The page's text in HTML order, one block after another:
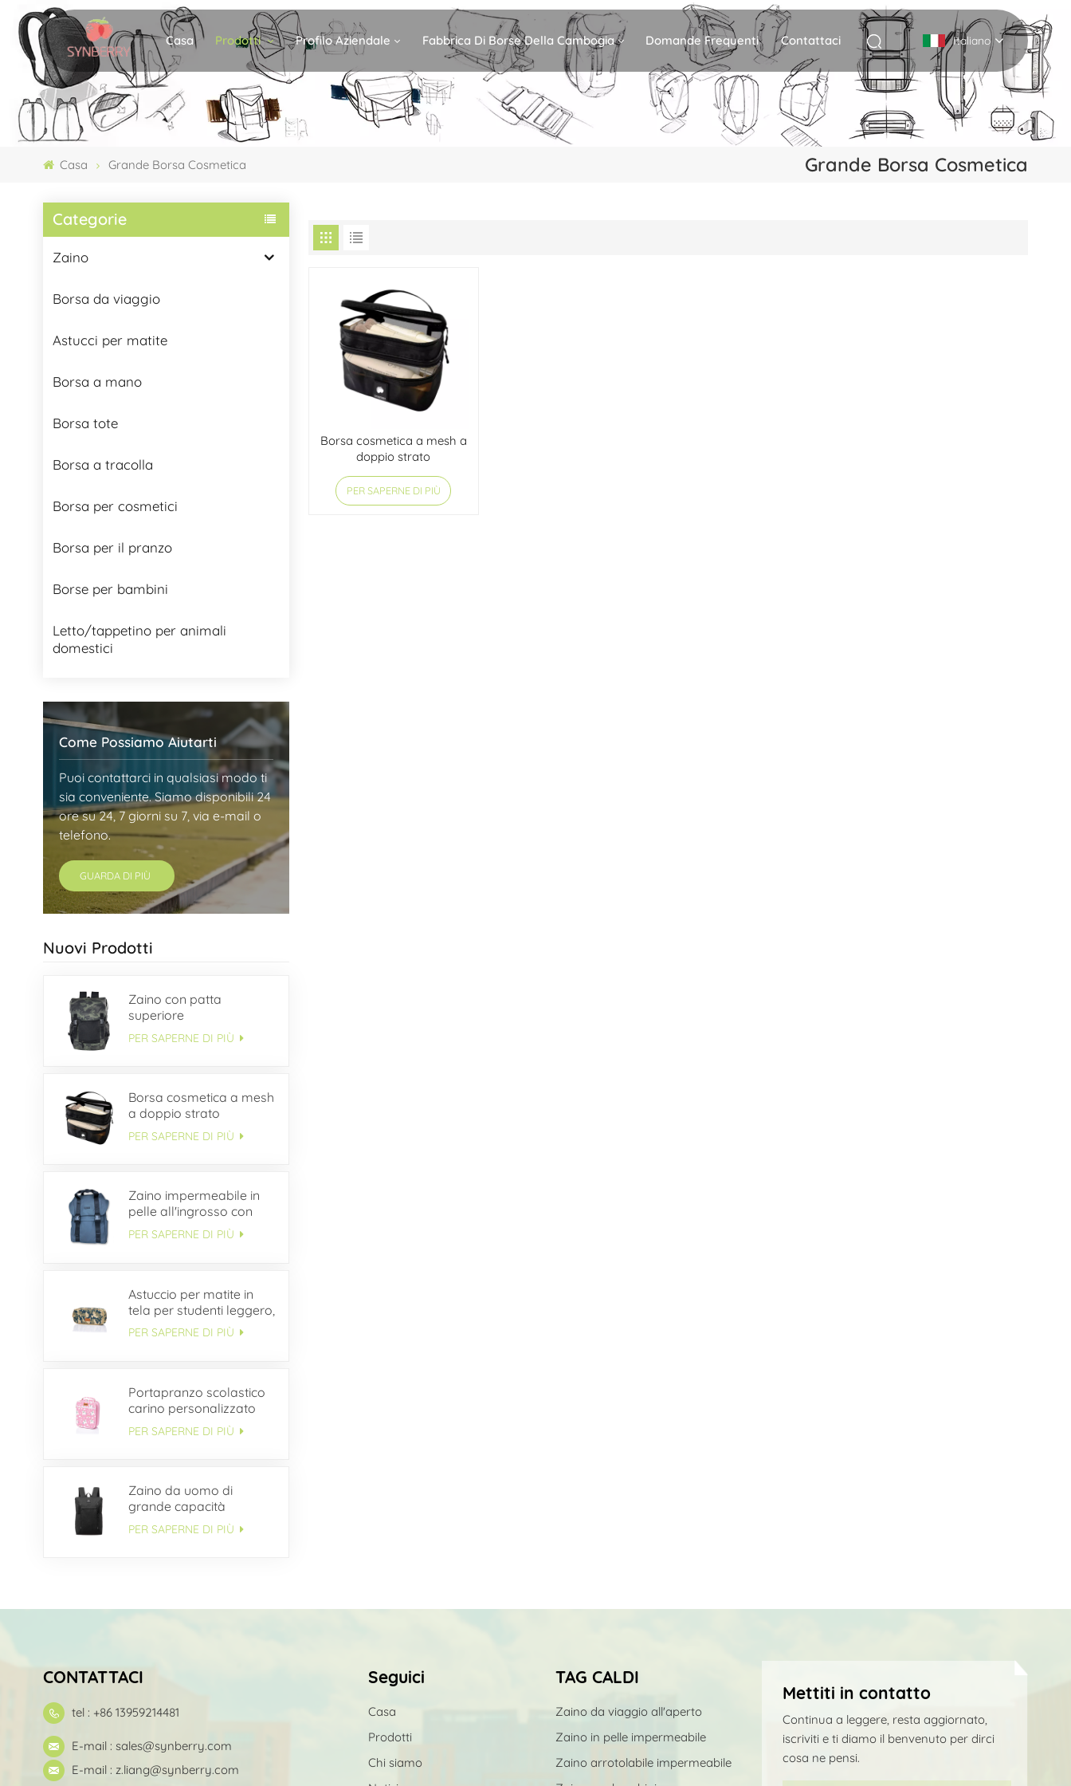
Casa Prodotti Profilo Aziendale Fabbrica Di Borse Della Cambogia Domande Frequenti Contattaci Italiano
English
Italiano
Casa Grande Borsa Cosmetica Grande Borsa Cosmetica
Categorie
Zaino
Borsa da viaggio
Astucci per matite
Borsa a mano
Borsa tote
Borsa a tracolla
Borsa per cosmetici
Borsa per il pranzo
Borse per bambini
Letto/tappetino per animali
domestici
Come Possiamo Aiutarti
Puoi contattarci in qualsiasi modo ti
sia conveniente. Siamo disponibili 24
ore su 24, 7 giorni su 7, via e-mail o
telefono.
GUARDA DI PIÙ
Nuovi Prodotti
Zaino con patta
superiore
PER SAPERNE DI PIÙ
Borsa cosmetica a mesh
a doppio strato
PER SAPERNE DI PIÙ
Zaino impermeabile in
pelle all'ingrosso con
patta con fibbia
PER SAPERNE DI PIÙ
Astuccio per matite in
tela per studenti leggero,
semplice e durevole
ODM
PER SAPERNE DI PIÙ
Portapranzo scolastico
carino personalizzato
per bambini
PER SAPERNE DI PIÙ
Zaino da uomo di
grande capacità
multitasche OEM
PER SAPERNE DI PIÙ
Borsa cosmetica a mesh a
doppio strato
PER SAPERNE DI PIÙ
CONTATTACI
tel : +86 13959214481
E-mail : sales@synberry.com
E-mail : z.liang@synberry.com
Seguici
Casa
Prodotti
Chi siamo
TAG CALDI
Zaino da viaggio all'aperto
Zaino in pelle impermeabile
Zaino arrotolabile impermeabile
Mettiti in contatto
Continua a leggere, resta aggiornato,
iscriviti e ti diamo il benvenuto per dirci
cosa ne pensi.